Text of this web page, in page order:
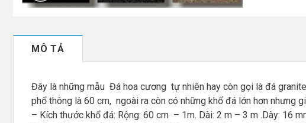
MÔ TẢ
Đây là những mẫu Đá hoa cương tự nhiên hay còn gọi là đá
phổ thông là 60 cm, ngoài ra còn có những khổ đá lớn hơn nhưng
– Kích thước khổ đá: Rộng: 60 cm – 1m. Dài: 2 m – 3 m .Dày: 16